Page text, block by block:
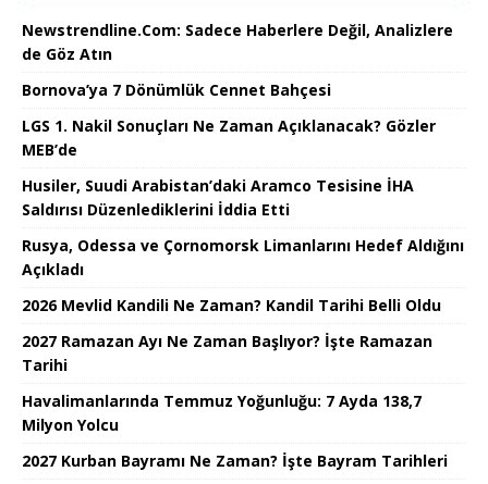
Newstrendline.Com: Sadece Haberlere Değil, Analizlere
de Göz Atın
Bornova’ya 7 Dönümlük Cennet Bahçesi
LGS 1. Nakil Sonuçları Ne Zaman Açıklanacak? Gözler
MEB’de
Husiler, Suudi Arabistan’daki Aramco Tesisine İHA
Saldırısı Düzenlediklerini İddia Etti
Rusya, Odessa ve Çornomorsk Limanlarını Hedef Aldığını
Açıkladı
2026 Mevlid Kandili Ne Zaman? Kandil Tarihi Belli Oldu
2027 Ramazan Ayı Ne Zaman Başlıyor? İşte Ramazan
Tarihi
Havalimanlarında Temmuz Yoğunluğu: 7 Ayda 138,7
Milyon Yolcu
2027 Kurban Bayramı Ne Zaman? İşte Bayram Tarihleri